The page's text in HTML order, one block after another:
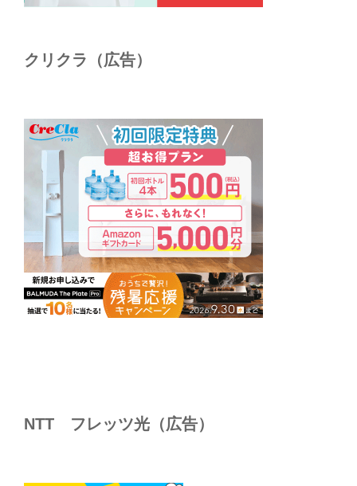
クリクラ（広告）
NTT フレッツ光（広告）